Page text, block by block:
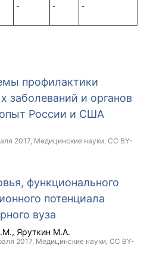
- - -
профилактики
заболеваний и органов
России и США
2017, Медицинские науки, CC BY-
функционального
потенциала
вуза
Яруткин М.А.
2017, Медицинские науки, CC BY-